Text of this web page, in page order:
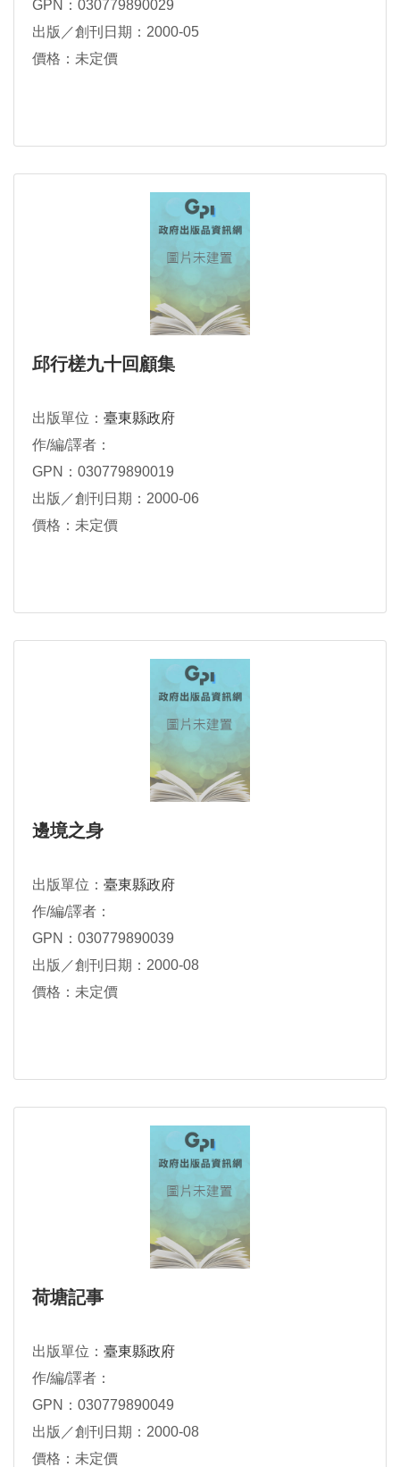
GPN：030779890029
出版／創刊日期：2000-05
價格：未定價
邱行槎九十回顧集
出版單位： 臺東縣政府
作/編/譯者：
GPN：030779890019
出版／創刊日期：2000-06
價格：未定價
邊境之身
出版單位： 臺東縣政府
作/編/譯者：
GPN：030779890039
出版／創刊日期：2000-08
價格：未定價
荷塘記事
出版單位： 臺東縣政府
作/編/譯者：
GPN：030779890049
出版／創刊日期：2000-08
價格：未定價